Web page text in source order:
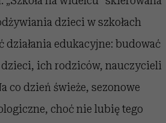
dzieci w szkołach
edukacyjne: budować
ich rodziców, nauczycieli
co dzień świeże, sezonowe
choć nie lubię tego